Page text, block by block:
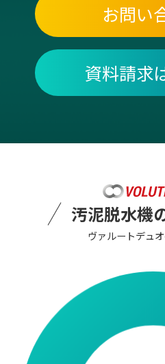
お問い
資料請求
汚泥脱水機
ヴァルートデュ